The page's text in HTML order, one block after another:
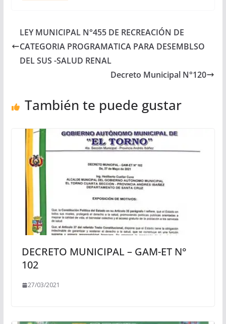
LEY MUNICIPAL N°455 DE RECREACIÓN DE
CATEGORIA PROGRAMATICA PARA DESEMBLSO
DEL SUS -SALUD RENAL
Decreto Municipal N°120
También te puede gustar
DECRETO MUNICIPAL – GAM-ET N°
102
27/03/2021